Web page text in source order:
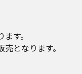
す。
となります。